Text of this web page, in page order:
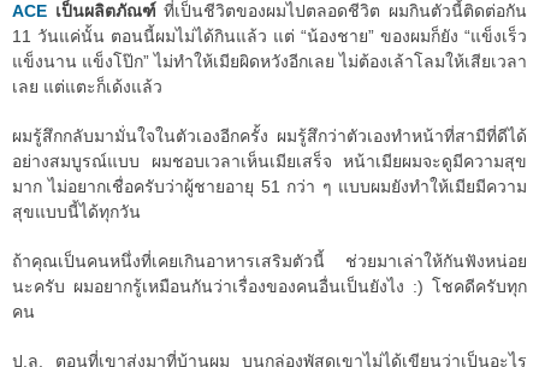
ACE เป็นผลิตภัณฑ์ที่เป็นชีวิตของผมไปตลอดชีวิต ผมกินตัวนี้ติดต่อกัน
11 วันแค่นั้น ตอนนี้ผมไม่ได้กินแล้ว แต่ “น้องชาย” ของผมก็ยัง “แข็งเร็ว
แข็งนาน แข็งโป๊ก” ไม่ทำให้เมียผิดหวังอีกเลย ไม่ต้องเล้าโลมให้เสียเวลา
เลย แต่แตะก็เด้งแล้ว
ผมรู้สึกกลับมามั่นใจในตัวเองอีกครั้ง ผมรู้สึกว่าตัวเองทำหน้าที่สามีที่ดีได้
อย่างสมบูรณ์แบบ ผมชอบเวลาเห็นเมียเสร็จ หน้าเมียผมจะดูมีความสุข
มาก ไม่อยากเชื่อครับว่าผู้ชายอายุ 51 กว่า ๆ แบบผมยังทำให้เมียมีความ
สุขแบบนี้ได้ทุกวัน
ถ้าคุณเป็นคนหนึ่งที่เคยเกินอาหารเสริมตัวนี้ ช่วยมาเล่าให้กันฟังหน่อย
นะครับ ผมอยากรู้เหมือนกันว่าเรื่องของคนอื่นเป็นยังไง :) โชคดีครับทุก
คน
ป.ล. ตอนที่เขาส่งมาที่บ้านผม บนกล่องพัสดุเขาไม่ได้เขียนว่าเป็นอะไร